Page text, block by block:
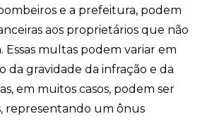
e a prefeitura, podem
aos proprietários que não
Essas multas podem variar em
da gravidade da infração e da
em muitos casos, podem ser
representando um ônus